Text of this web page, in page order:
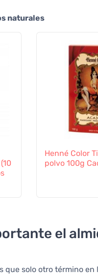
naturales
Henné Color
polvo 100g
el
que solo otro término